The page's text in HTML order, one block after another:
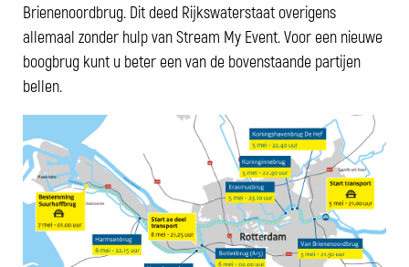
Brienenoordbrug. Dit deed Rijkswaterstaat overigens
allemaal zonder hulp van Stream My Event. Voor een nieuwe
boogbrug kunt u beter een van de bovenstaande partijen
bellen.